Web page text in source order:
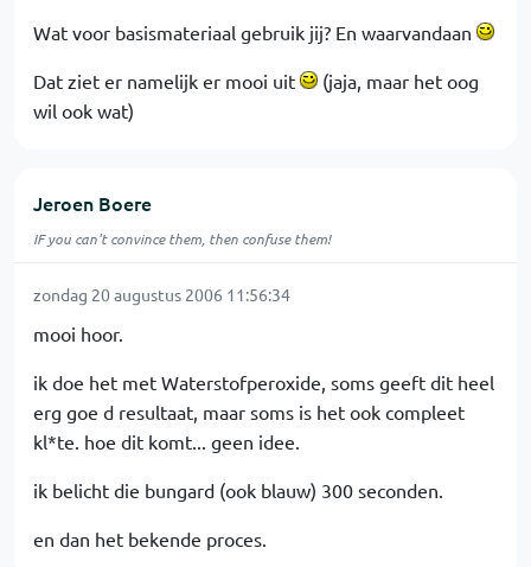
Wat voor basismateriaal gebruik jij? En waarvandaan
Dat ziet er namelijk er mooi uit
(jaja, maar het oog
wil ook wat)
Jeroen Boere
IF you can't convince them, then confuse them!
zondag 20 augustus 2006 11:56:34
mooi hoor.
ik doe het met Waterstofperoxide, soms geeft dit heel
erg goe d resultaat, maar soms is het ook compleet
kl*te. hoe dit komt... geen idee.
ik belicht die bungard (ook blauw) 300 seconden.
en dan het bekende proces.